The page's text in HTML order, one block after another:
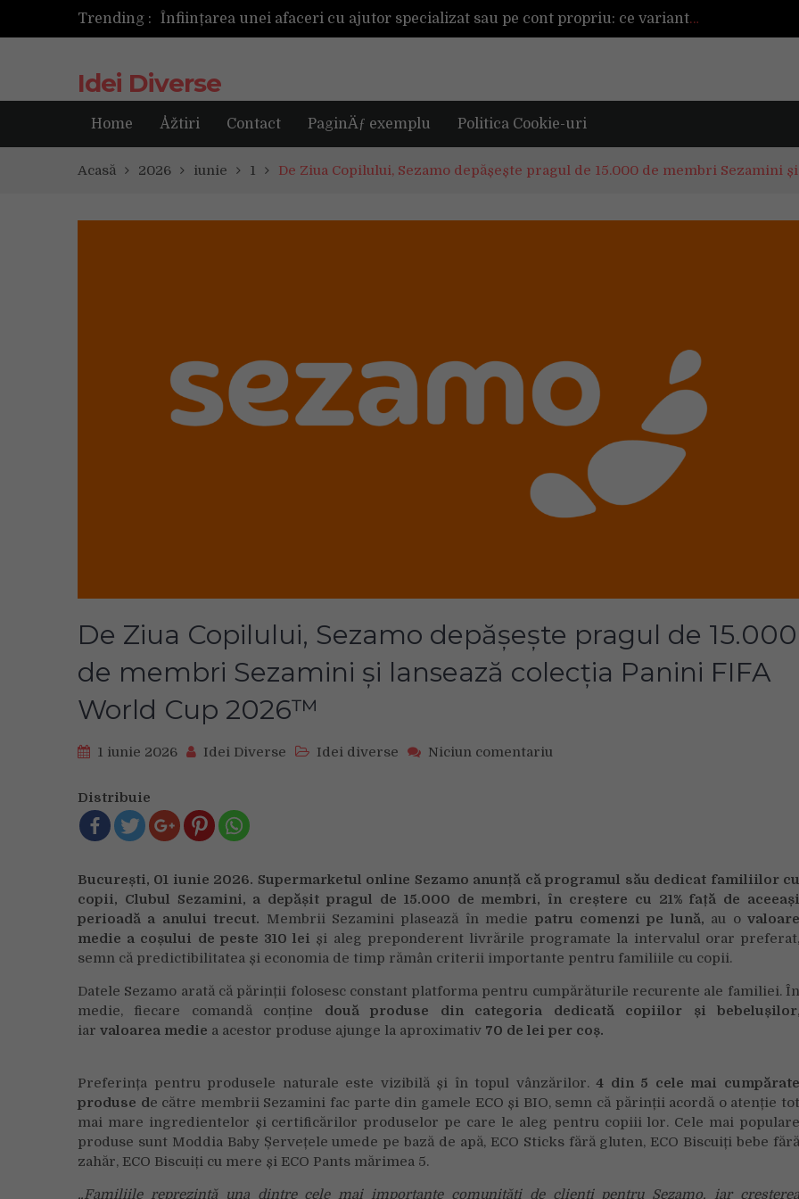
Trending :
Înființarea unei afaceri cu ajutor specializat sau pe cont propriu: ce variantă este mai avantajoasă?
Următoarea fotografie poate fi cea mai reușită de până acum
Tot ce trebuie sa stii inainte de Summer Well 2026. Ghidul complet pentru editia aniversara de 15 ani
Idei Diverse
Home Åžtiri Contact PaginÄƒ exemplu Politica Cookie-uri
Acasă 2026 iunie 1 De Ziua Copilului, Sezamo depășește pragul de 15.000 de membri Sezamini
De Ziua Copilului, Sezamo depășește pragul de 15.000
de membri Sezamini și lansează colecția Panini FIFA
World Cup 2026™
1 iunie 2026 Idei Diverse Idei diverse Niciun comentariu
de
15.000
de
membri
Sezamini
lansează
colecția
Panini
Cup
2026™
Distribuie
București, 01 iunie 2026. Supermarketul online Sezamo anunță că programul său dedicat familiilor cu
copii, Clubul Sezamini, a depășit pragul de 15.000 de membri, în creștere cu 21% față de aceeași
perioadă a anului trecut. Membrii Sezamini plasează în medie patru comenzi pe lună, au o
medie a coșului de peste 310 lei și aleg preponderent livrările programate la intervalul orar
semn că predictibilitatea și economia de timp rămân criterii importante pentru familiile cu copii.
Datele Sezamo arată că părinții folosesc constant platforma pentru cumpărăturile recurente ale familiei. În
medie, fiecare comandă conține două produse din categoria dedicată copiilor și bebelușilor
iar valoarea medie a acestor produse ajunge la aproximativ 70 de lei per coș.
Preferința pentru produsele naturale este vizibilă și în topul vânzărilor.4 din 5 cele mai
produse de către membrii Sezamini fac parte din gamele ECO și BIO, semn că părinții acordă o atenție
mai mare ingredientelor și certificărilor produselor pe care le aleg pentru copiii lor. Cele mai populare
produse sunt Moddia Baby Șervețele umede pe bază de apă, ECO Sticks fără gluten, ECO Biscuiți bebe fără
zahăr, ECO Biscuiți cu mere și ECO Pants mărimea 5.
„Familiile reprezintă una dintre cele mai importante comunități de clienți pentru Sezamo, iar creșterea